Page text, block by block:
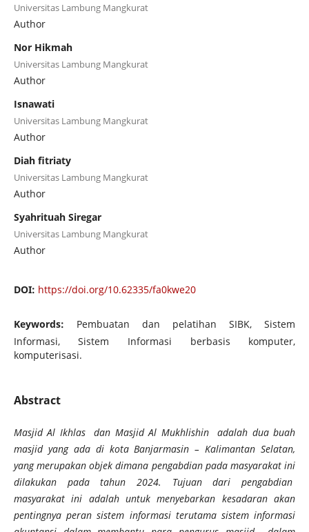
Universitas Lambung Mangkurat
Author
Nor Hikmah
Universitas Lambung Mangkurat
Author
Isnawati
Universitas Lambung Mangkurat
Author
Diah fitriaty
Universitas Lambung Mangkurat
Author
Syahrituah Siregar
Universitas Lambung Mangkurat
Author
DOI: https://doi.org/10.62335/fa0kwe20
Keywords: Pembuatan dan pelatihan SIBK, Sistem
Informasi, Sistem Informasi berbasis komputer,
komputerisasi.
Abstract
Masjid Al Ikhlas dan Masjid Al Mukhlishin adalah dua buah
masjid yang ada di kota Banjarmasin – Kalimantan Selatan,
yang merupakan objek dimana pengabdian pada masyarakat ini
dilakukan pada tahun 2024. Tujuan dari pengabdian
masyarakat ini adalah untuk menyebarkan kesadaran akan
pentingnya peran sistem informasi terutama sistem informasi